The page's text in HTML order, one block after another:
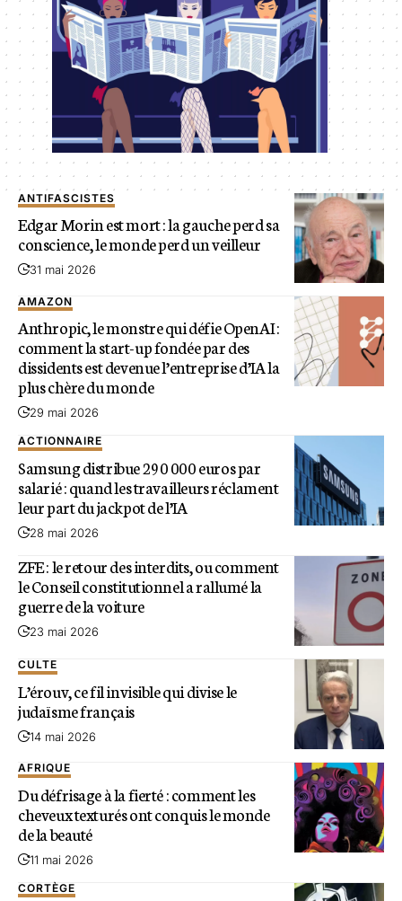
ANTIFASCISTES
Edgar Morin est mort : la gauche perd sa
conscience, le monde perd un veilleur
31 mai 2026
AMAZON
Anthropic, le monstre qui défie OpenAI :
comment la start-up fondée par des
dissidents est devenue l’entreprise d’IA la
plus chère du monde
29 mai 2026
ACTIONNAIRE
Samsung distribue 290 000 euros par
salarié : quand les travailleurs réclament
leur part du jackpot de l’IA
28 mai 2026
ZFE : le retour des interdits, ou comment
le Conseil constitutionnel a rallumé la
guerre de la voiture
23 mai 2026
CULTE
L’érouv, ce fil invisible qui divise le
judaïsme français
14 mai 2026
AFRIQUE
Du défrisage à la fierté : comment les
cheveux texturés ont conquis le monde
de la beauté
11 mai 2026
CORTÈGE